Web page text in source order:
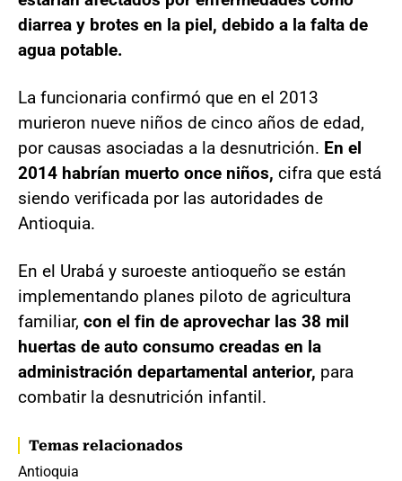
diarrea y brotes en la piel, debido a la falta de
agua potable.
La funcionaria confirmó que en el 2013
murieron nueve niños de cinco años de edad,
por causas asociadas a la desnutrición. En el
2014 habrían muerto once niños, cifra que está
siendo verificada por las autoridades de
Antioquia.
En el Urabá y suroeste antioqueño se están
implementando planes piloto de agricultura
familiar, con el fin de aprovechar las 38 mil
huertas de auto consumo creadas en la
administración departamental anterior, para
combatir la desnutrición infantil.
Temas relacionados
Antioquia